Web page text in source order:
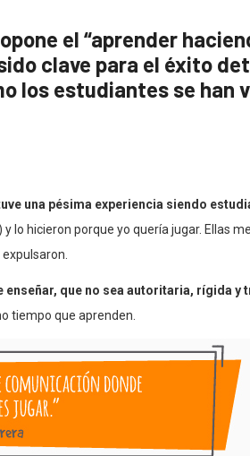
el “aprender
clave para el éxito
los estudiantes se han
una pésima experiencia siendo
lo hicieron porque yo quería jugar. Ellas
enseñar, que no sea autoritaria, rígida y
tiempo que aprenden.